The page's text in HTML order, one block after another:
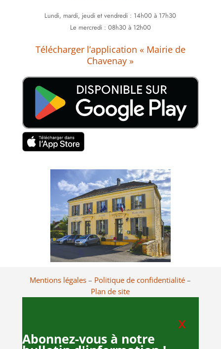
Lundi, mardi, jeudi et vendredi : 14h00 à 17h30
Le mercredi : 08h30 à 12h00
Télécharger l’application « Mairie de
Chavenay »
Mentions légales – Politique de confidentialité–
Plan de site
x
Abonnez-vous à notre